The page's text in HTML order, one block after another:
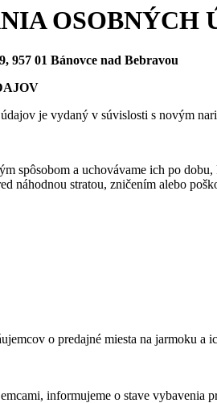
OSOBNÝCH
957 01 Bánovce nad Bebravou
je vydaný v súvislosti s novým
spôsobom a uchovávame ich po
náhodnou stratou, zničením alebo
o predajné miesta na jarmoku a
informujeme o stave vybavenia